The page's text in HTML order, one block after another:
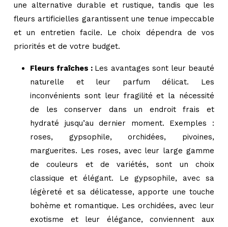
une alternative durable et rustique, tandis que les
fleurs artificielles garantissent une tenue impeccable
et un entretien facile. Le choix dépendra de vos
priorités et de votre budget.
Fleurs fraîches : Les avantages sont leur beauté
naturelle et leur parfum délicat. Les
inconvénients sont leur fragilité et la nécessité
de les conserver dans un endroit frais et
hydraté jusqu’au dernier moment. Exemples :
roses, gypsophile, orchidées, pivoines,
marguerites. Les roses, avec leur large gamme
de couleurs et de variétés, sont un choix
classique et élégant. Le gypsophile, avec sa
légèreté et sa délicatesse, apporte une touche
bohème et romantique. Les orchidées, avec leur
exotisme et leur élégance, conviennent aux